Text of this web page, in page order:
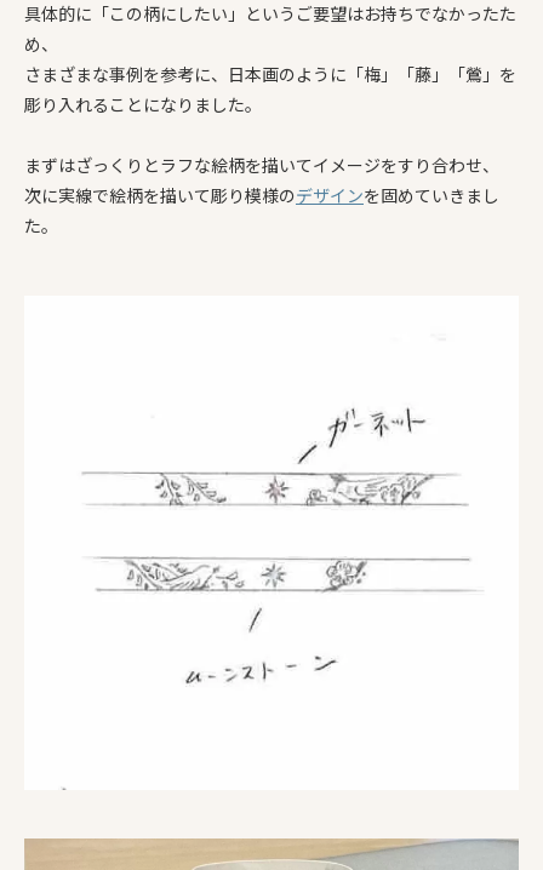
具体的に「この柄にしたい」というご要望はお持ちでなかったた
め、
さまざまな事例を参考に、日本画のように「梅」「藤」「鶯」を
彫り入れることになりました。
まずはざっくりとラフな絵柄を描いてイメージをすり合わせ、
次に実線で絵柄を描いて彫り模様のデザインを固めていきまし
た。